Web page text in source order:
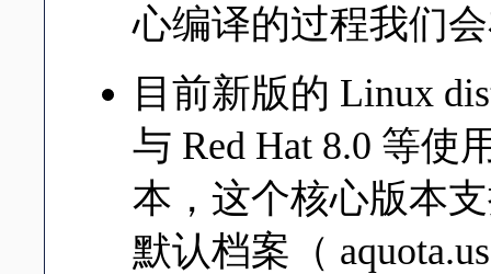
心编译的过程我们
目前新版的 Linux
与 Red Hat 8.0 等使
本，这个核心版本
默认档案（